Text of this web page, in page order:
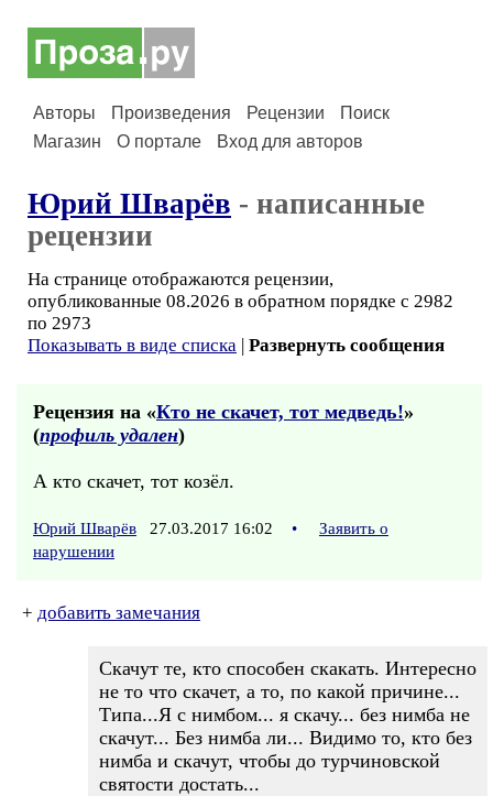
Авторы Произведения Рецензии
Поиск
Магазин
О портале Вход для авторов
Юрий Шварёв - написанные
рецензии
На странице отображаются рецензии,
опубликованные 08.2026 в обратном порядке с 2982
по 2973
Показывать в виде списка | Развернуть сообщения
Рецензия на «Кто не скачет, тот медведь!»
(профиль удален)
А кто скачет, тот козёл.
Юрий Шварёв 27.03.2017 16:02 •
Заявить о
нарушении
+ добавить замечания
Скачут те, кто способен скакать. Интересно
не то что скачет, а то, по какой причине...
Типа...Я с нимбом... я скачу... без нимба не
скачут... Без нимба ли... Видимо то, кто без
нимба и скачут, чтобы до турчиновской
святости достать...